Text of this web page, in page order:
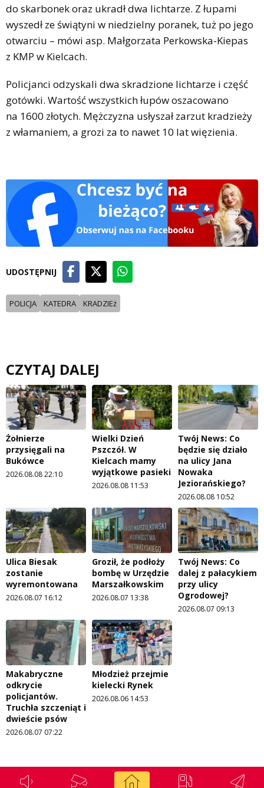
do skarbonek oraz ukradł dwa lichtarze. Z łupami
wyszedł ze świątyni w niedzielny poranek, tuż po jego
otwarciu – mówi asp. Małgorzata Perkowska-Kiepas
z KMP w Kielcach.
Policjanci odzyskali dwa skradzione lichtarze i część
gotówki. Wartość wszystkich łupów oszacowano
na 1600 złotych. Mężczyzna usłyszał zarzut kradzieży
z włamaniem, a grozi za to nawet 10 lat więzienia.
UDOSTĘPNIJ
POLICJA KATEDRA KRADZIEż
CZYTAJ DALEJ
Żołnierze
przysięgali na
Bukówce
2026.08.08 22:10
Wielki Dzień
Pszczół. W
Kielcach mamy
wyjątkowe pasieki
2026.08.08 11:53
Twój News: Co
będzie się działo
na ulicy Jana
Nowaka
Jeziorańskiego?
2026.08.08 10:52
Ulica Biesak
zostanie
wyremontowana
2026.08.07 16:12
Groził, że podłoży
bombę w Urzędzie
Marszałkowskim
2026.08.07 13:38
Twój News: Co
dalej z pałacykiem
przy ulicy
Ogrodowej?
2026.08.07 09:13
Makabryczne
odkrycie
policjantów.
Truchła szczeniąt i
dwieście psów
2026.08.07 07:22
Młodzież przejmie
kielecki Rynek
2026.08.06 14:53